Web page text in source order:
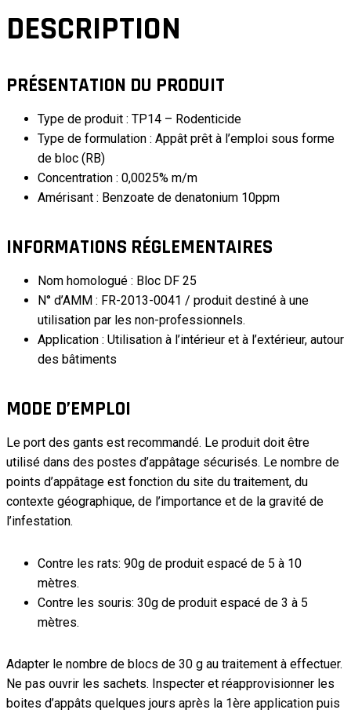
DESCRIPTION
PRÉSENTATION DU PRODUIT
Type de produit : TP14 – Rodenticide
Type de formulation : Appât prêt à l’emploi sous forme
de bloc (RB)
Concentration : 0,0025% m/m
Amérisant : Benzoate de denatonium 10ppm
INFORMATIONS RÉGLEMENTAIRES
Nom homologué : Bloc DF 25
N° d’AMM : FR-2013-0041 / produit destiné à une
utilisation par les non-professionnels.
Application : Utilisation à l’intérieur et à l’extérieur, autour
des bâtiments
MODE D’EMPLOI
Le port des gants est recommandé. Le produit doit être
utilisé dans des postes d’appâtage sécurisés. Le nombre de
points d’appâtage est fonction du site du traitement, du
contexte géographique, de l’importance et de la gravité de
l’infestation.
Contre les rats: 90g de produit espacé de 5 à 10
mètres.
Contre les souris: 30g de produit espacé de 3 à 5
mètres.
Adapter le nombre de blocs de 30 g au traitement à effectuer.
Ne pas ouvrir les sachets. Inspecter et réapprovisionner les
boites d’appâts quelques jours après la 1ère application puis